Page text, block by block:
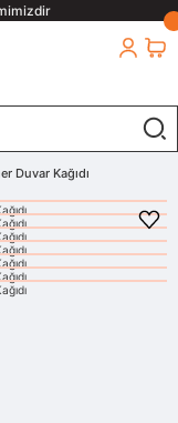
Duvar Kağıdı